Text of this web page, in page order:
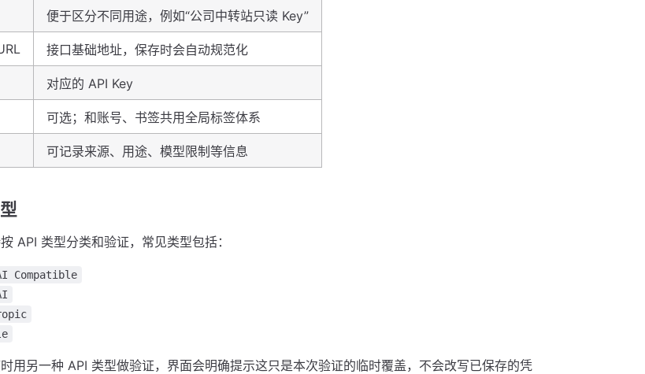
便于区分不同用途，例如“公司中转站只读 Key”
接口基础地址，保存时会自动规范化
对应的 API Key
可选；和账号、书签共用全局标签体系
可记录来源、用途、模型限制等信息
API 类型分类和验证，常见类型包括：
Compatible
用另一种 API 类型做验证，界面会明确提示这只是本次验证的临时覆盖，不会改写已保存的凭